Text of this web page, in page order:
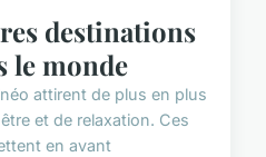
destinations
le monde
attirent de plus en plus
et de relaxation. Ces
en avant